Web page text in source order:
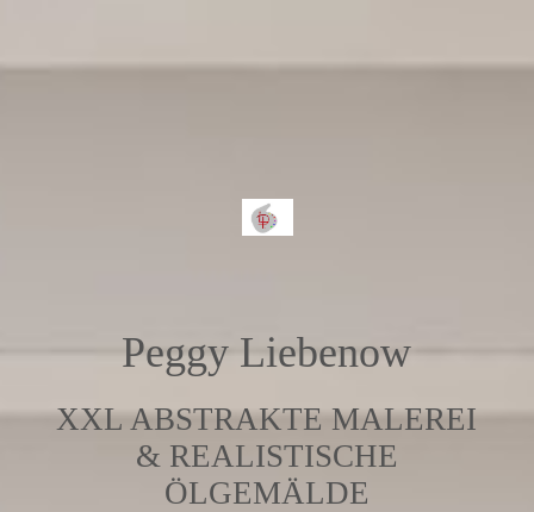
Peggy Liebenow
XXL ABSTRAKTE MALEREI
& REALISTISCHE
ÖLGEMÄLDE